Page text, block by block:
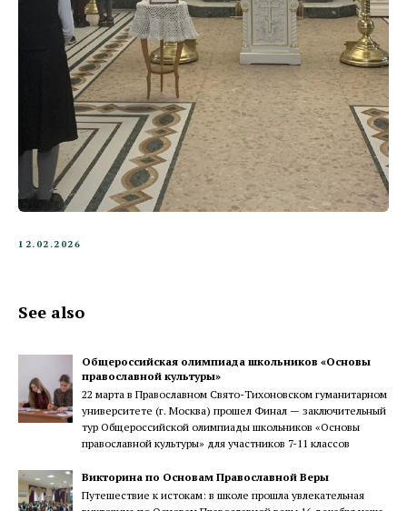
12.02.2026
See also
Общероссийская олимпиада школьников «Основы
православной культуры»
22 марта в Православном Свято-Тихоновском гуманитарном
университете (г. Москва) прошел Финал — заключительный
тур Общероссийской олимпиады школьников «Основы
православной культуры» для участников 7-11 классов
Викторина по Основам Православной Веры
Путешествие к истокам: в школе прошла увлекательная